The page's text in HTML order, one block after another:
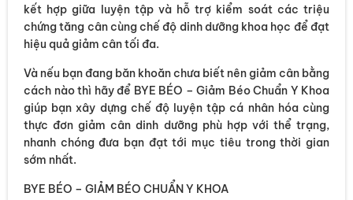
kết hợp giữa luyện tập và hỗ trợ kiểm soát các triệu
chứng tăng cân cùng chế độ dinh dưỡng khoa học để đạt
hiệu quả giảm cân tối đa.
Và nếu bạn đang băn khoăn chưa biết nên giảm cân bằng
cách nào thì hãy để BYE BÉO – Giảm Béo Chuẩn Y Khoa
giúp bạn xây dựng chế độ luyện tập cá nhân hóa cùng
thực đơn giảm cân dinh dưỡng phù hợp với thể trạng,
nhanh chóng đưa bạn đạt tới mục tiêu trong thời gian
sớm nhất.
BYE BÉO – GIẢM BÉO CHUẨN Y KHOA